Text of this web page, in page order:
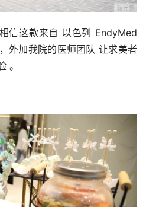
信这款来自 以色列 EndyMed
外加我院的医师团队 让求美者
。